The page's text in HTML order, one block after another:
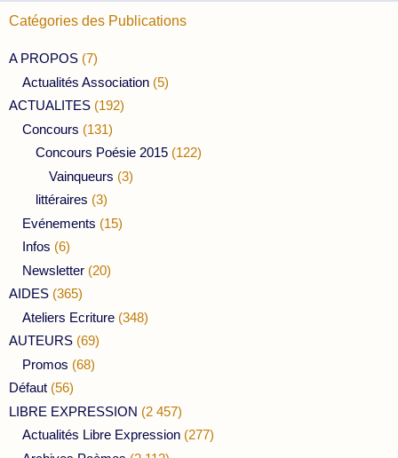
Catégories des Publications
A PROPOS (7)
Actualités Association (5)
ACTUALITES (192)
Concours (131)
Concours Poésie 2015 (122)
Vainqueurs (3)
littéraires (3)
Evénements (15)
Infos (6)
Newsletter (20)
AIDES (365)
Ateliers Ecriture (348)
AUTEURS (69)
Promos (68)
Défaut (56)
LIBRE EXPRESSION (2 457)
Actualités Libre Expression (277)